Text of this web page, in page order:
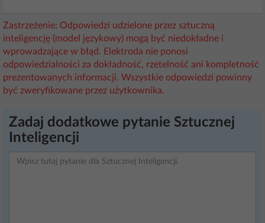
Zastrzeżenie: Odpowiedzi udzielone przez sztuczną
inteligencję (model językowy) mogą być niedokładne i
wprowadzające w błąd. Elektroda nie ponosi
odpowiedzialności za dokładność, rzetelność ani kompletność
prezentowanych informacji. Wszystkie odpowiedzi powinny
być zweryfikowane przez użytkownika.
Zadaj dodatkowe pytanie Sztucznej
Inteligencji